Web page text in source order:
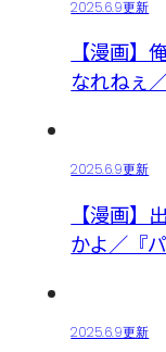
2025.6.9更新
【漫画】
なれねぇ
2025.6.9更新
【漫画】
かよ／『
2025.6.9更新